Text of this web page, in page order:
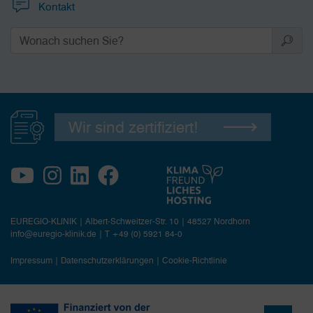
Kontakt
Wir sind zertifiziert!
EUREGIO-KLINIK | Albert-Schweitzer-Str. 10 | 48527 Nordhorn
info@euregio-klinik.de | T +49 (0) 5921 84-0
Impressum | Datenschutzerklärungen | Cookie-Richtlinie